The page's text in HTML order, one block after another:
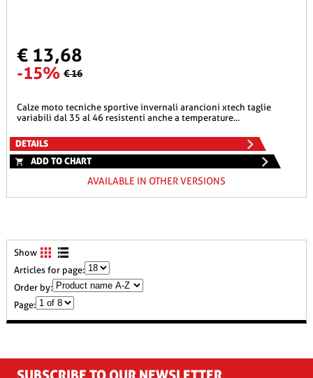
€ 13,68
-15% € 16
calze moto tecniche sportive invernali arancioni xtech taglie
variabili dal 35 al 46 resistenti anche a temperature...
DETAILS
ADD TO CHART
AVAILABLE IN OTHER VERSIONS
Show
Articles for page:
Order by:
Page: